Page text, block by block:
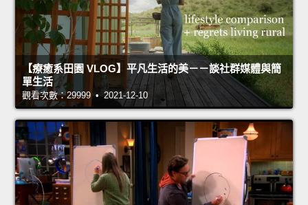
【療癒系田園 VLOG】平凡生活的美－－談社群媒體與簡
單生活
觀看次數：29999 • 2021-12-10